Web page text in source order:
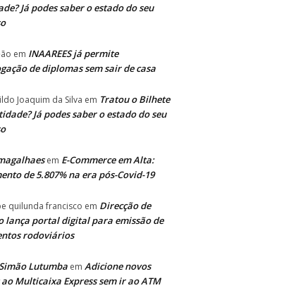
Já podes saber o estado do seu
em INAAREES já permite
de diplomas sem sair de casa
Joaquim da Silva em Tratou o Bilhete
Já podes saber o estado do seu
em E-Commerce em Alta:
de 5.807% na era pós-Covid-19
quilunda francisco em Direcção de
lança portal digital para emissão de
rodoviários
Lutumba em Adicione novos
Multicaixa Express sem ir ao ATM